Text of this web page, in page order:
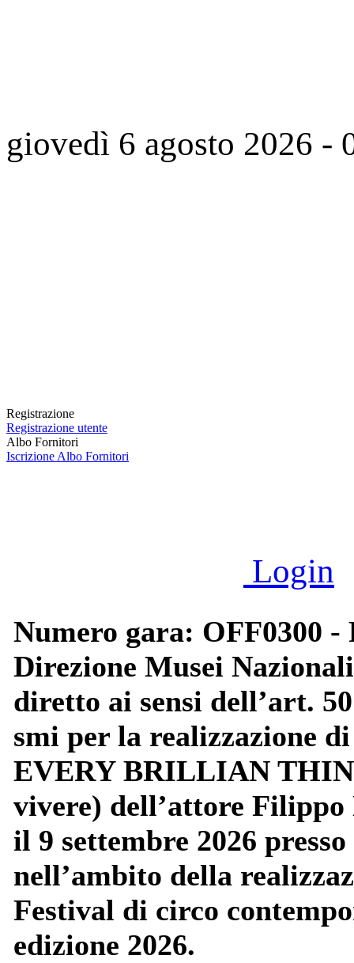
giovedì 6 agosto 2026 -
Registrazione
Registrazione utente
Albo Fornitori
Iscrizione Albo Fornitori
Login
Numero gara: OFF0300 -
Direzione Musei
diretto ai sensi dell’art.
smi per la realizzazione
EVERY BRILLIAN
vivere) dell’attore
il 9 settembre 2026
nell’ambito della
Festival di circo
edizione 2026.